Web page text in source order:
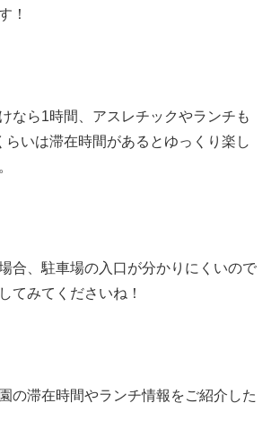
！
なら1時間、アスレチックやランチも
らいは滞在時間があるとゆっくり楽し
合、駐車場の入口が分かりにくいので
てみてくださいね！
の滞在時間やランチ情報をご紹介した